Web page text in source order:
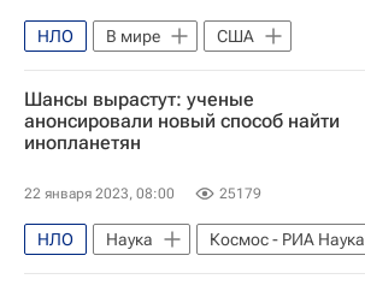
НЛО В мире США
Шансы вырастут: ученые
анонсировали новый способ найти
инопланетян
22 января 2023, 08:00 25179
НЛО Наука
Космос - РИА Наука
Илон Маск
Земля
США